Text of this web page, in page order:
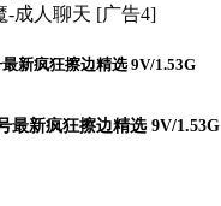
-成人聊天 [广告4]
新疯狂擦边精选 9V/1.53G
最新疯狂擦边精选 9V/1.53G